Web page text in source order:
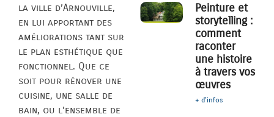
la ville d’Arnouville,
en lui apportant des
améliorations tant sur
le plan esthétique que
fonctionnel. Que ce
soit pour rénover une
cuisine, une salle de
bain, ou l’ensemble de
Peinture et
storytelling :
comment
raconter
une histoire
à travers vos
œuvres
+ d'infos